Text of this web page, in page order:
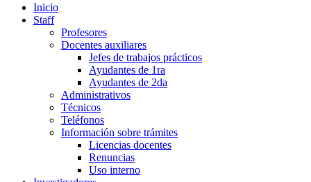
Inicio
Staff
Profesores
Docentes auxiliares
Jefes de trabajos prácticos
Ayudantes de 1ra
Ayudantes de 2da
Administrativos
Técnicos
Teléfonos
Información sobre trámites
Licencias docentes
Renuncias
Uso interno